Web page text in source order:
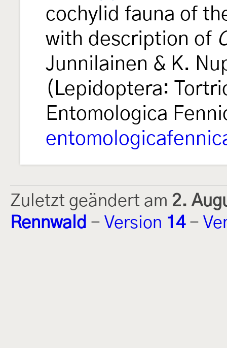
cochylid fauna of
with description of
Junnilainen & K.
(Lepidoptera:
Entomologica
Zuletzt geändert am 2.
Rennwald - Version 14-